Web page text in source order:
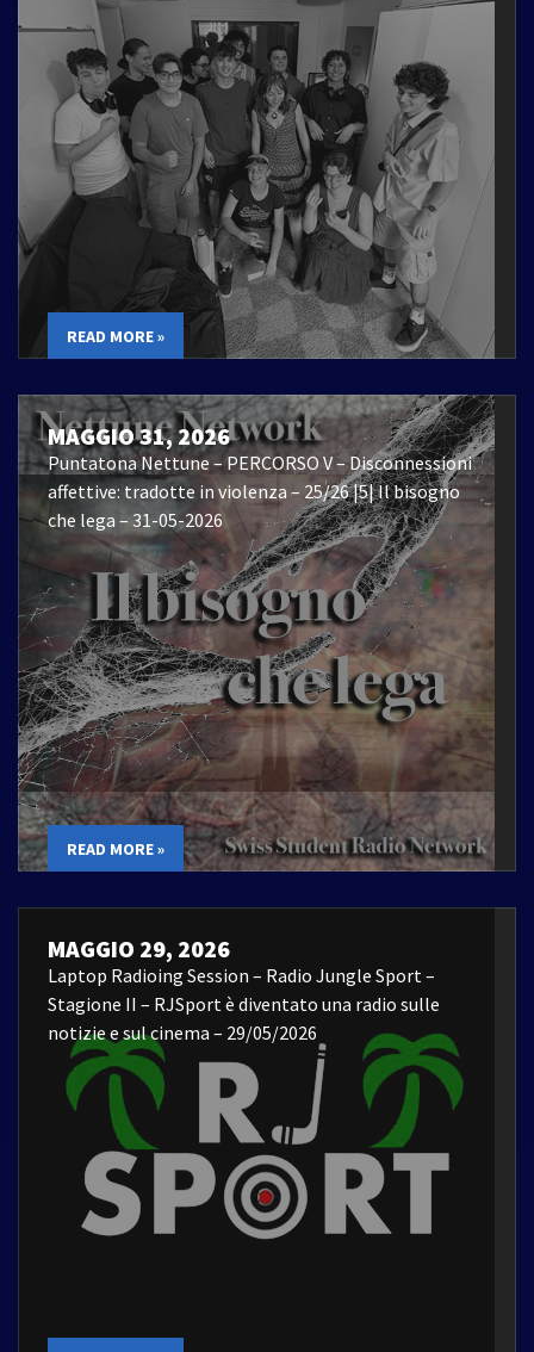
READ MORE »
MAGGIO 31, 2026
Puntatona Nettune – PERCORSO V – Disconnessioni
affettive: tradotte in violenza – 25/26 |5| Il bisogno
che lega – 31-05-2026
READ MORE »
MAGGIO 29, 2026
Laptop Radioing Session – Radio Jungle Sport –
Stagione II – RJSport è diventato una radio sulle
notizie e sul cinema – 29/05/2026